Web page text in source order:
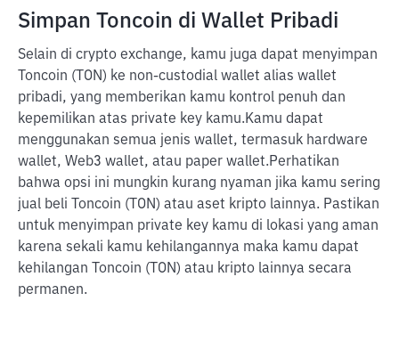
Simpan Toncoin di Wallet Pribadi
Selain di crypto exchange, kamu juga dapat menyimpan
Toncoin (TON) ke non-custodial wallet alias wallet
pribadi, yang memberikan kamu kontrol penuh dan
kepemilikan atas private key kamu.Kamu dapat
menggunakan semua jenis wallet, termasuk hardware
wallet, Web3 wallet, atau paper wallet.Perhatikan
bahwa opsi ini mungkin kurang nyaman jika kamu sering
jual beli Toncoin (TON) atau aset kripto lainnya. Pastikan
untuk menyimpan private key kamu di lokasi yang aman
karena sekali kamu kehilangannya maka kamu dapat
kehilangan Toncoin (TON) atau kripto lainnya secara
permanen.